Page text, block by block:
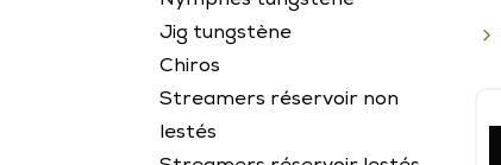
Jig tungstène
Chiros
Streamers réservoir non
lestés